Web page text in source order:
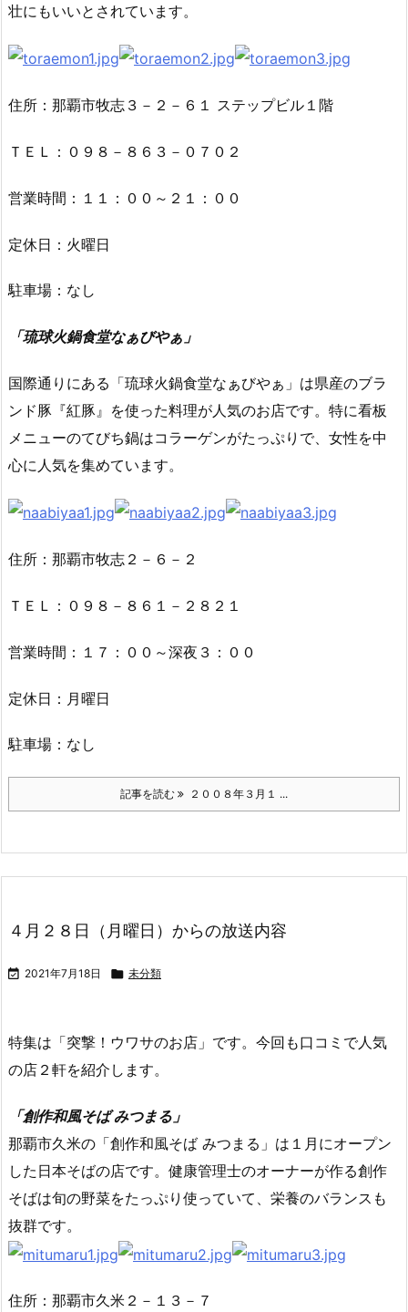
壮にもいいとされています。
住所：那覇市牧志３－２－６１ ステップビル１階
ＴＥＬ：０９８－８６３－０７０２
営業時間：１１：００～２１：００
定休日：火曜日
駐車場：なし
「琉球火鍋食堂なぁびやぁ」
国際通りにある「琉球火鍋食堂なぁびやぁ」は県産のブラ
ンド豚『紅豚』を使った料理が人気のお店です。特に看板
メニューのてびち鍋はコラーゲンがたっぷりで、女性を中
心に人気を集めています。
住所：那覇市牧志２－６－２
ＴＥＬ：０９８－８６１－２８２１
営業時間：１７：００～深夜３：００
定休日：月曜日
駐車場：なし
記事を読む ２００８年３月１ ...
４月２８日（月曜日）からの放送内容
 2021年7月18日  未分類
特集は「突撃！ウワサのお店」です。今回も口コミで人気
の店２軒を紹介します。
「創作和風そば みつまる」
那覇市久米の「創作和風そば みつまる」は１月にオープン
した日本そばの店です。健康管理士のオーナーが作る創作
そばは旬の野菜をたっぷり使っていて、栄養のバランスも
抜群です。
住所：那覇市久米２－１３－７